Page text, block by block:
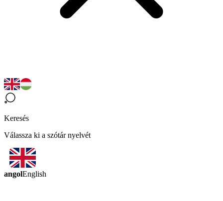
Keresés
Válassza ki a szótár nyelvét
angolEnglish